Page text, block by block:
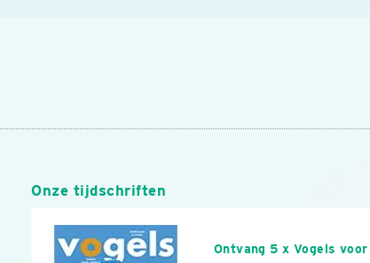
Onze tijdschriften
Ontvang 5 x Vogels